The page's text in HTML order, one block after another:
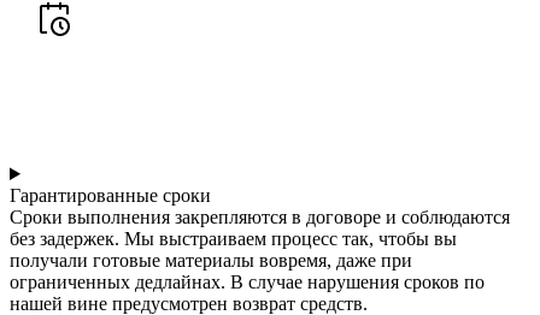
Гарантированные сроки
Сроки выполнения закрепляются в договоре и соблюдаются
без задержек. Мы выстраиваем процесс так, чтобы вы
получали готовые материалы вовремя, даже при
ограниченных дедлайнах. В случае нарушения сроков по
нашей вине предусмотрен возврат средств.